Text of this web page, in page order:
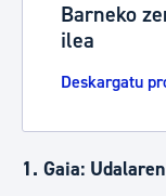
Barneko
ilea
Deskargatu
1. Gaia: